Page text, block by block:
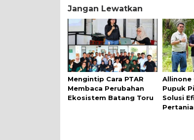
Jangan Lewatkan
Mengintip Cara PTAR
Membaca Perubahan
Ekosistem Batang Toru
Allinone
Pupuk
Solusi